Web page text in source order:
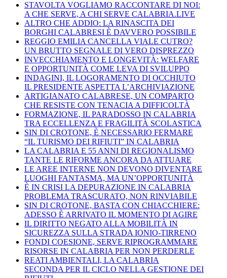
STAVOLTA VOGLIAMO RACCONTARE DI NOI:
A CHE SERVE, A CHI SERVE CALABRIA.LIVE
ALTRO CHE ADDIO: LA RINASCITA DEI
BORGHI CALABRESI È DAVVERO POSSIBILE
REGGIO EMILIA CANCELLA VIALE CUTRO?
UN BRUTTO SEGNALE DI VERO DISPREZZO
INVECCHIAMENTO E LONGEVITÀ: WELFARE
E OPPORTUNITÀ COME LEVA DI SVILUPPO
INDAGINI, IL LOGORAMENTO DI OCCHIUTO
IL PRESIDENTE ASPETTA L’ARCHIVIAZIONE
ARTIGIANATO CALABRESE, UN COMPARTO
CHE RESISTE CON TENACIA A DIFFICOLTÀ
FORMAZIONE, IL PARADOSSO IN CALABRIA
TRA ECCELLENZA E FRAGILITÀ SCOLASTICA
SIN DI CROTONE, È NECESSARIO FERMARE
“IL TURISMO DEI RIFIUTI” IN CALABRIA
LA CALABRIA E 55 ANNI DI REGIONALISMO
TANTE LE RIFORME ANCORA DA ATTUARE
LE AREE INTERNE NON DEVONO DIVENTARE
LUOGHI FANTASMA, MA UN’OPPORTUNITÀ
È IN CRISI LA DEPURAZIONE IN CALABRIA
PROBLEMA TRASCURATO, NON RINVIABILE
SIN DI CROTONE, BASTA CON CHIACCHIERE:
ADESSO È ARRIVATO IL MOMENTO DI AGIRE
IL DIRITTO NEGATO ALLA MOBILITÀ IN
SICUREZZA SULLA STRADA IONIO-TIRRENO
FONDI COESIONE, SERVE RIPROGRAMMARE
RISORSE IN CALABRIA PER NON PERDERLE
REATI AMBIENTALI, LA CALABRIA
SECONDA PER IL CICLO NELLA GESTIONE DEI